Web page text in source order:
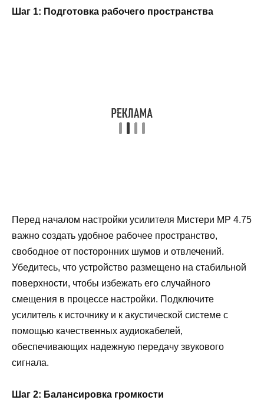
Шаг 1: Подготовка рабочего пространства
Перед началом настройки усилителя Мистери МР 4.75
важно создать удобное рабочее пространство,
свободное от посторонних шумов и отвлечений.
Убедитесь, что устройство размещено на стабильной
поверхности, чтобы избежать его случайного
смещения в процессе настройки. Подключите
усилитель к источнику и к акустической системе с
помощью качественных аудиокабелей,
обеспечивающих надежную передачу звукового
сигнала.
Шаг 2: Балансировка громкости